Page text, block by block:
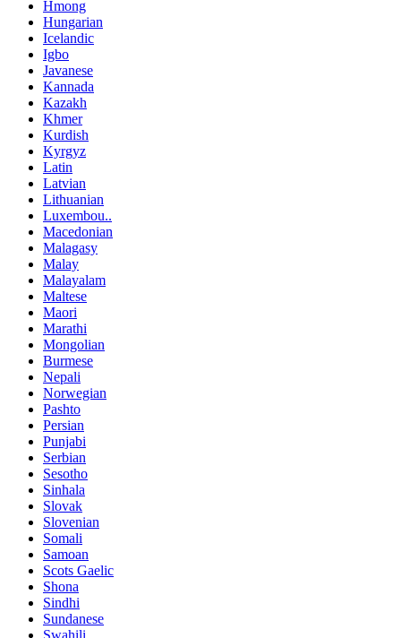
Hmong
Hungarian
Icelandic
Igbo
Javanese
Kannada
Kazakh
Khmer
Kurdish
Kyrgyz
Latin
Latvian
Lithuanian
Luxembou..
Macedonian
Malagasy
Malay
Malayalam
Maltese
Maori
Marathi
Mongolian
Burmese
Nepali
Norwegian
Pashto
Persian
Punjabi
Serbian
Sesotho
Sinhala
Slovak
Slovenian
Somali
Samoan
Scots Gaelic
Shona
Sindhi
Sundanese
Swahili